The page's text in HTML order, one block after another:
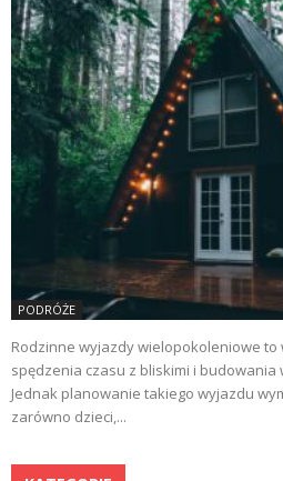
PODRÓŻE
Rodzinne wyjazdy wielopokoleniowe to
spędzenia czasu z bliskimi i budowania
Jednak planowanie takiego wyjazdu
zarówno dzieci,...